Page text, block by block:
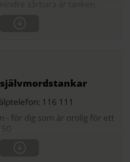
116 111
- för dig som är orolig för ett